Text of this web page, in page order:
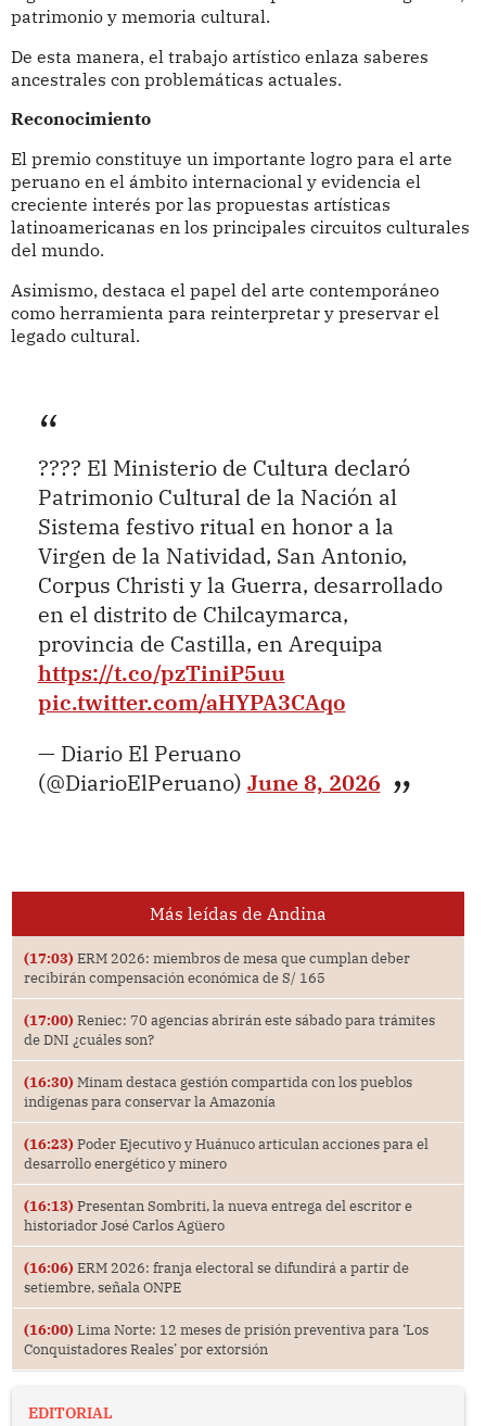
patrimonio y memoria cultural.
De esta manera, el trabajo artístico enlaza saberes
ancestrales con problemáticas actuales.
Reconocimiento
El premio constituye un importante logro para el arte
peruano en el ámbito internacional y evidencia el
creciente interés por las propuestas artísticas
latinoamericanas en los principales circuitos culturales
del mundo.
Asimismo, destaca el papel del arte contemporáneo
como herramienta para reinterpretar y preservar el
legado cultural.
???? El Ministerio de Cultura declaró
Patrimonio Cultural de la Nación al
Sistema festivo ritual en honor a la
Virgen de la Natividad, San Antonio,
Corpus Christi y la Guerra, desarrollado
en el distrito de Chilcaymarca,
provincia de Castilla, en Arequipa
https://t.co/pzTiniP5uu
pic.twitter.com/aHYPA3CAqo
— Diario El Peruano
(@DiarioElPeruano) June 8, 2026
Más leídas de Andina
(17:03) ERM 2026: miembros de mesa que cumplan deber
recibirán compensación económica de S/ 165
(17:00) Reniec: 70 agencias abrirán este sábado para trámites
de DNI ¿cuáles son?
(16:30) Minam destaca gestión compartida con los pueblos
indígenas para conservar la Amazonía
(16:23) Poder Ejecutivo y Huánuco articulan acciones para el
desarrollo energético y minero
(16:13) Presentan Sombriti, la nueva entrega del escritor e
historiador José Carlos Agüero
(16:06) ERM 2026: franja electoral se difundirá a partir de
setiembre, señala ONPE
(16:00) Lima Norte: 12 meses de prisión preventiva para ‘Los
Conquistadores Reales’ por extorsión
EDITORIAL